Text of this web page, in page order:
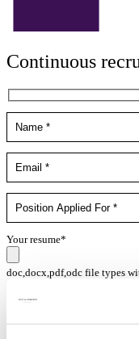
Continuous
Your resume*
doc,docx,pdf,odc file types